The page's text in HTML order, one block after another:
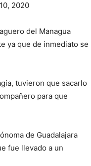
2020
del Managua
ya que de inmediato se
tuvieron que sacarlo
para que
de Guadalajara
fue llevado a un